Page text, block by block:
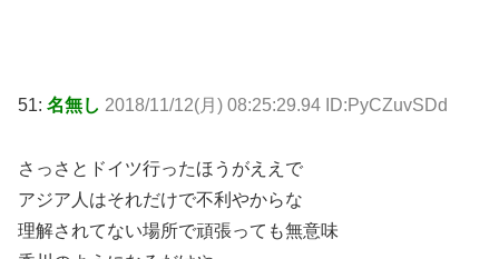
51: 名無し 2018/11/12(月) 08:25:29.94 ID:PyCZuvSDd
さっさとドイツ行ったほうがええで
アジア人はそれだけで不利やからな
理解されてない場所で頑張っても無意味